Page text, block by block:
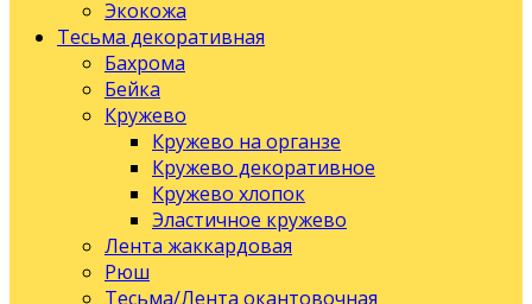
Экокожа
Тесьма декоративная
Бахрома
Бейка
Кружево
Кружево на органзе
Кружево декоративное
Кружево хлопок
Эластичное кружево
Лента жаккардовая
Рюш
Тесьма/Лента окантовочная